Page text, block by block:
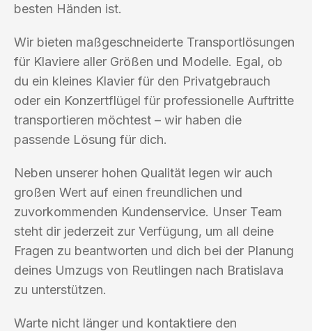
besten Händen ist.
Wir bieten maßgeschneiderte Transportlösungen
für Klaviere aller Größen und Modelle. Egal, ob
du ein kleines Klavier für den Privatgebrauch
oder ein Konzertflügel für professionelle Auftritte
transportieren möchtest – wir haben die
passende Lösung für dich.
Neben unserer hohen Qualität legen wir auch
großen Wert auf einen freundlichen und
zuvorkommenden Kundenservice. Unser Team
steht dir jederzeit zur Verfügung, um all deine
Fragen zu beantworten und dich bei der Planung
deines Umzugs von Reutlingen nach Bratislava
zu unterstützen.
Warte nicht länger und kontaktiere den